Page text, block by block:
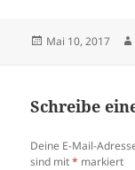
Veröffentlicht
Mai 10, 2017
Schreibe
Deine E-Mail-
sind mit* markiert